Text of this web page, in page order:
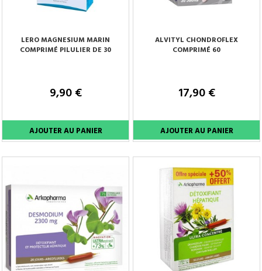
LERO MAGNESIUM MARIN
COMPRIMÉ PILULIER DE 30
9,90 €
ALVITYL CHONDROFLEX
COMPRIMÉ 60
17,90 €